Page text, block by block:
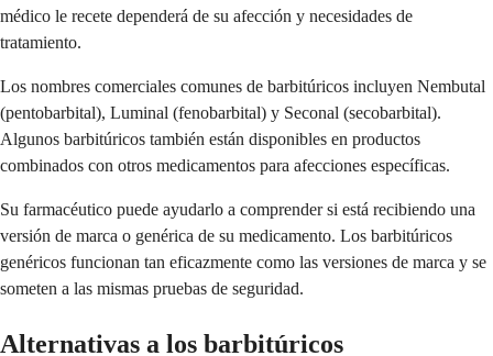
médico le recete dependerá de su afección y necesidades de
tratamiento.
Los nombres comerciales comunes de barbitúricos incluyen Nembutal
(pentobarbital), Luminal (fenobarbital) y Seconal (secobarbital).
Algunos barbitúricos también están disponibles en productos
combinados con otros medicamentos para afecciones específicas.
Su farmacéutico puede ayudarlo a comprender si está recibiendo una
versión de marca o genérica de su medicamento. Los barbitúricos
genéricos funcionan tan eficazmente como las versiones de marca y se
someten a las mismas pruebas de seguridad.
Alternativas a los barbitúricos